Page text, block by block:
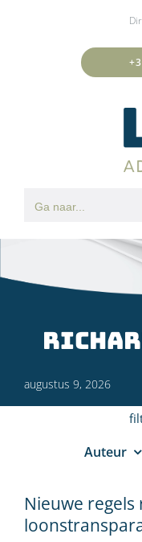
Ga naar...
augustus 9, 2026
Auteur
Nieuwe